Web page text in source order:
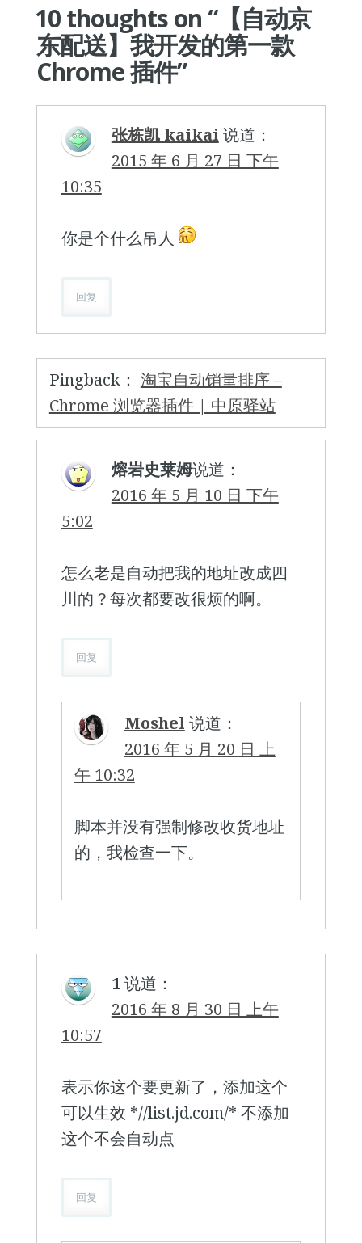
10 thoughts on “【自动京
东配送】我开发的第一款
Chrome 插件”
张栋凯 kaikai 说道：
2015 年 6 月 27 日 下午
10:35
你是个什么吊人
回复
Pingback： 淘宝自动销量排序 –
Chrome 浏览器插件 | 中原驿站
熔岩史莱姆说道：
2016 年 5 月 10 日 下午
5:02
怎么老是自动把我的地址改成四
川的？每次都要改很烦的啊。
回复
Moshel 说道：
2016 年 5 月 20 日 上
午 10:32
脚本并没有强制修改收货地址
的，我检查一下。
1 说道：
2016 年 8 月 30 日 上午
10:57
表示你这个要更新了，添加这个
可以生效 *//list.jd.com/* 不添加
这个不会自动点
回复